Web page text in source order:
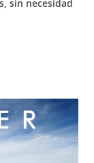
sin necesidad